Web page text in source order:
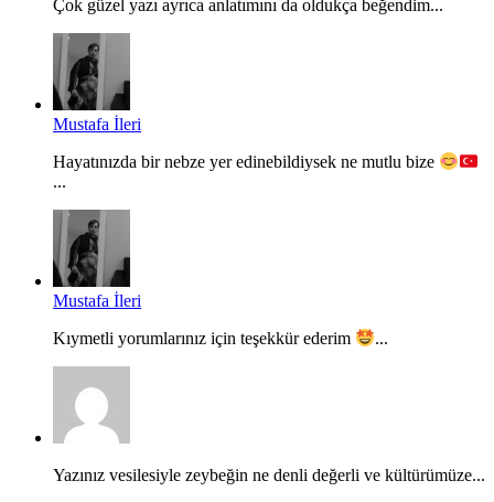
Çok güzel yazı ayrıca anlatımını da oldukça beğendim...
Mustafa İleri
Hayatınızda bir nebze yer edinebildiysek ne mutlu bize
...
Mustafa İleri
Kıymetli yorumlarınız için teşekkür ederim ...
Yazınız vesilesiyle zeybeğin ne denli değerli ve kültürümüze...